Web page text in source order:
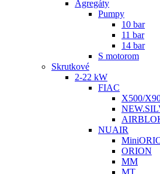
Agregáty
Pumpy
10 bar
11 bar
14 bar
S motorom
Skrutkové
2-22 kW
FIAC
X500/
NUAIR
ORION
MM
MT